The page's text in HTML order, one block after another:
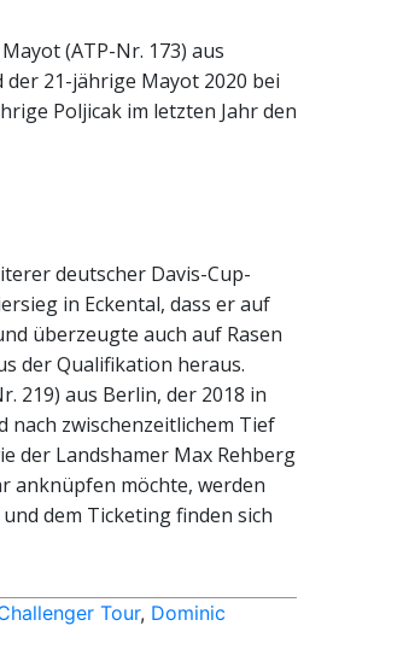
(ATP-Nr. 173) aus
der 21-jährige Mayot 2020 bei
Poljicak im letzten Jahr den
deutscher Davis-Cup-
in Eckental, dass er auf
überzeugte auch auf Rasen
der Qualifikation heraus.
219) aus Berlin, der 2018 in
zwischenzeitlichem Tief
der Landshamer Max Rehberg
anknüpfen möchte, werden
dem Ticketing finden sich
Tour, Dominic